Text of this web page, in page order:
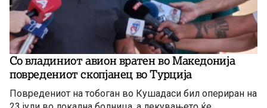
Со владиниот авион вратен во Македонија
повредениот скопјанец во Турција
Повредениот на тобоган во Кушадаси бил опериран на